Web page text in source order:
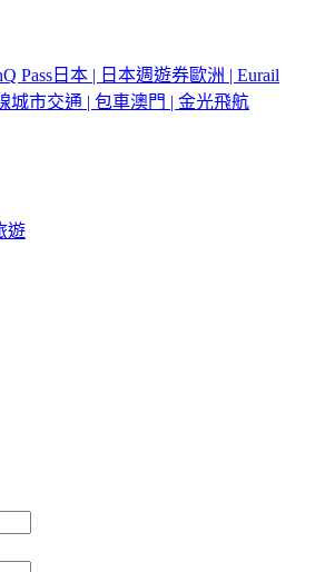
Pass 日本 | 日本週遊券歐洲 | Eurail
城市交通 | 包車澳門 | 金光飛航
遊